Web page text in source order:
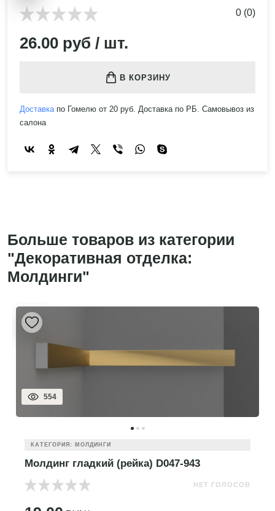
0 (0)
26.00 руб / шт.
В КОРЗИНУ
Доставкапо Гомелю от 20 руб. Доставка по РБ. Самовывоз из
салона
Больше товаров из категории
"Декоративная отделка:
Молдинги"
554
КАТЕГОРИЯ: МОЛДИНГИ
Молдинг гладкий (рейка) D047-943
НЕТ ГОЛОСОВ